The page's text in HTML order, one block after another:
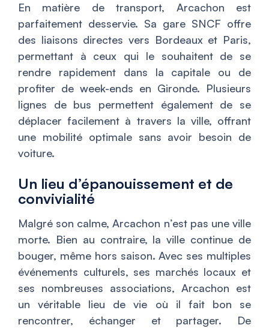
En matière de transport, Arcachon est
parfaitement desservie. Sa gare SNCF offre
des liaisons directes vers Bordeaux et Paris,
permettant à ceux qui le souhaitent de se
rendre rapidement dans la capitale ou de
profiter de week-ends en Gironde. Plusieurs
lignes de bus permettent également de se
déplacer facilement à travers la ville, offrant
une mobilité optimale sans avoir besoin de
voiture.
Un lieu d’épanouissement et de
convivialité
Malgré son calme, Arcachon n’est pas une ville
morte. Bien au contraire, la ville continue de
bouger, même hors saison. Avec ses multiples
événements culturels, ses marchés locaux et
ses nombreuses associations, Arcachon est
un véritable lieu de vie où il fait bon se
rencontrer, échanger et partager. De